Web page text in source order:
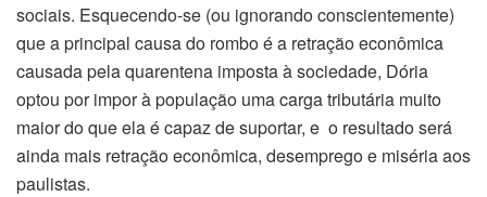
sociais. Esquecendo-se (ou ignorando conscientemente)
que a principal causa do rombo é a retração econômica
causada pela quarentena imposta à sociedade, Dória
optou por impor à população uma carga tributária muito
maior do que ela é capaz de suportar, e o resultado será
ainda mais retração econômica, desemprego e miséria aos
paulistas.